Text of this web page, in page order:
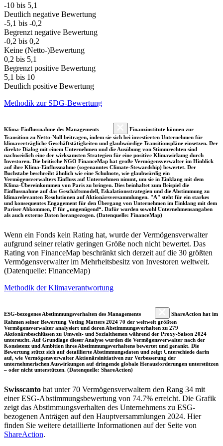
-10 bis 5,1
Deutlich negative Bewertung
-5,1 bis -0,2
Begrenzt negative Bewertung
-0,2 bis 0,2
Keine (Netto-)Bewertung
0,2 bis 5,1
Begrenzt positive Bewertung
5,1 bis 10
Deutlich positive Bewertung
Methodik zur SDG-Bewertung
Klima-Einflussnahme des Managements
Finanzinstitute können zur
Transition zu Netto-Null beitragen, indem sie sich bei investierten Unternehmen für
klimaverträgliche Geschäftstätigkeiten und glaubwürdige Transitionspläne einsetzen. Der
direkte Dialog mit einem Unternehmen und die Ausübung von Stimmrechten sind
nachweislich eine der wirksamsten Strategien für eine positive Klimawirkung durch
Investoren. Die britische NGO FinanceMap hat große Vermögensverwalter im Hinblick
auf ihre Klima-Einflussnahme (sogenanntes Climate-Stewardship) bewertet. Der
Buchstabe beschreibt ähnlich wie eine Schulnote, wie glaubwürdig ein
Vermögensverwalters Einfluss auf Unternehmen nimmt, um sie in Einklang mit dem
Klima-Übereinkommen von Paris zu bringen. Dies beinhaltet zum Beispiel die
Einflussnahme auf das Geschäftsmodell, Eskalationsstrategien und die Abstimmung zu
klimarelevanten Resolutionen auf Aktionärsversammlungen. "A" steht für ein starkes
und konsequentes Engagement für den Übergang von Unternehmen im Einklang mit dem
Pariser Abkommen, F für „ungenügend“. Dafür wurden sowohl Unternehmensangaben
als auch externe Daten herangezogen. (Datenquelle: FinanceMap)
Wenn ein Fonds kein Rating hat, wurde der Vermögensverwalter
aufgrund seiner relativ geringen Größe noch nicht bewertet. Das
Rating von FinanceMap beschränkt sich derzeit auf die 30 größten
Vermögensverwalter im Mehrheitsbesitz von Investoren weltweit.
(Datenquelle: FinanceMap)
Methodik der Klimaverantwortung
ESG-bezogenes Abstimmungsverhalten des Managements
ShareAction hat im
Rahmen seiner Bewertung Voting Matters 2024 70 der weltweit größten
Vermögensverwalter analysiert und deren Abstimmungsverhalten zu 279
Aktionärsbeschlüssen zu Umwelt- und Sozialthemen während der Proxy-Saison 2024
untersucht. Auf Grundlage dieser Analyse wurden die Vermögensverwalter nach der
Konsistenz und Ambition ihres Abstimmungsverhaltens bewertet und gerankt. Die
Bewertung stützt sich auf detaillierte Abstimmungsdaten und zeigt Unterschiede darin
auf, wie Vermögensverwalter Aktionärsinitiativen zur Verbesserung der
unternehmerischen Auswirkungen auf dringende globale Herausforderungen unterstützen
– oder nicht unterstützen. (Datenquelle: ShareAction)
Swisscanto hat unter 70 Vermögensverwaltern den Rang 34 mit
einer ESG-Abstimmungsbewertung von 74.7% erreicht. Die Grafik
zeigt das Abstimmungsverhalten des Unternehmens zu ESG-
bezogenen Anträgen auf den Hauptversammlungen 2024. Hier
finden Sie weitere detaillierte Informationen auf der Seite von
ShareAction.